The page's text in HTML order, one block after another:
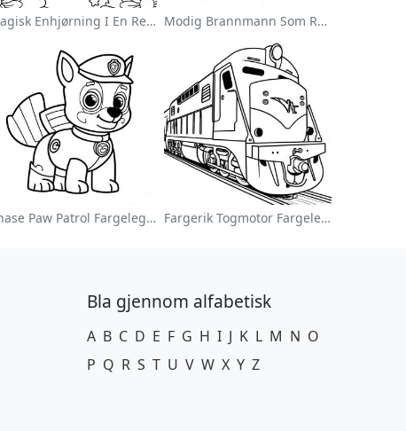
Magisk Enhjørning I En Regnbue Fargeleggingsside Modig Brannmann Som Redder En Katt Fargeleggingsside
Chase Paw Patrol Fargeleggingsside Fargerik Togmotor Fargeleggingsside
Bla gjennom alfabetisk
A B C D E F G H I J K L M N O
P Q R S T U V W X Y Z